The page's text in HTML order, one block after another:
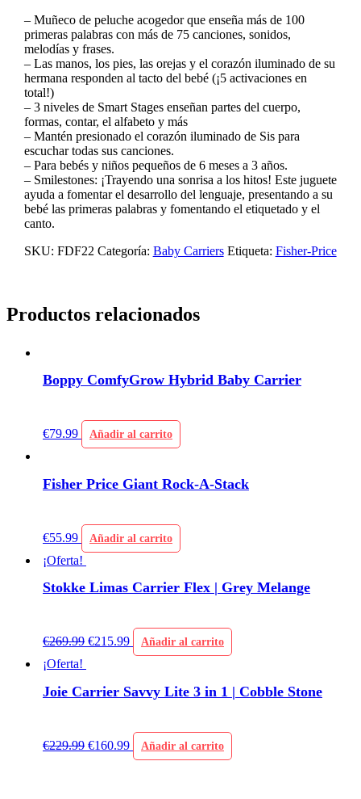
– Muñeco de peluche acogedor que enseña más de 100
primeras palabras con más de 75 canciones, sonidos,
melodías y frases.
– Las manos, los pies, las orejas y el corazón iluminado de su
hermana responden al tacto del bebé (¡5 activaciones en
total!)
– 3 niveles de Smart Stages enseñan partes del cuerpo,
formas, contar, el alfabeto y más
– Mantén presionado el corazón iluminado de Sis para
escuchar todas sus canciones.
– Para bebés y niños pequeños de 6 meses a 3 años.
– Smilestones: ¡Trayendo una sonrisa a los hitos! Este juguete
ayuda a fomentar el desarrollo del lenguaje, presentando a su
bebé las primeras palabras y fomentando el etiquetado y el
canto.
SKU: FDF22 Categoría: Baby Carriers Etiqueta: Fisher-Price
Productos relacionados
Boppy ComfyGrow Hybrid Baby Carrier
€79.99 Añadir al carrito
Fisher Price Giant Rock-A-Stack
€55.99 Añadir al carrito
¡Oferta!
Stokke Limas Carrier Flex | Grey Melange
€269.99 €215.99 Añadir al carrito
¡Oferta!
Joie Carrier Savvy Lite 3 in 1 | Cobble Stone
€229.99 €160.99 Añadir al carrito